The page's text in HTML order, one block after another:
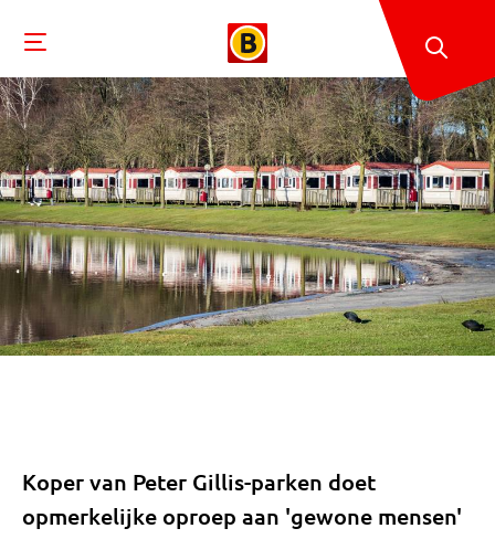
Koper van Peter Gillis-parken doet
opmerkelijke oproep aan 'gewone mensen'